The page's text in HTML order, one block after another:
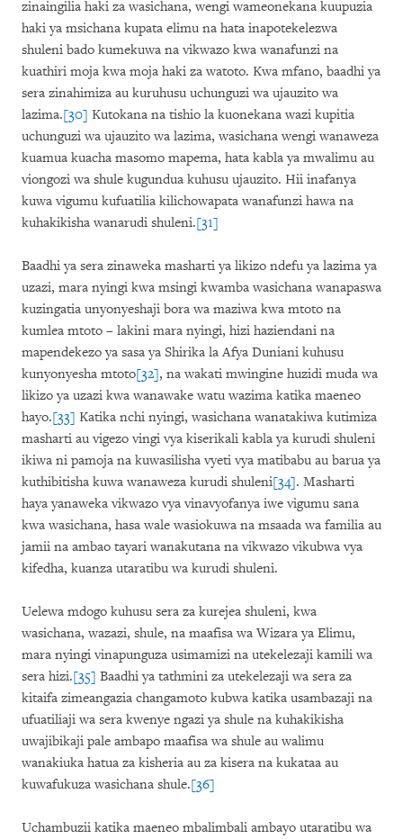
zinaingilia haki za wasichana, wengi wameonekana kuupuzia
haki ya msichana kupata elimu na hata inapotekelezwa
shuleni bado kumekuwa na vikwazo kwa wanafunzi na
kuathiri moja kwa moja haki za watoto. Kwa mfano, baadhi ya
sera zinahimiza au kuruhusu uchunguzi wa ujauzito wa
lazima.[30] Kutokana na tishio la kuonekana wazi kupitia
uchunguzi wa ujauzito wa lazima, wasichana wengi wanaweza
kuamua kuacha masomo mapema, hata kabla ya mwalimu au
viongozi wa shule kugundua kuhusu ujauzito. Hii inafanya
kuwa vigumu kufuatilia kilichowapata wanafunzi hawa na
kuhakikisha wanarudi shuleni.[31]
Baadhi ya sera zinaweka masharti ya likizo ndefu ya lazima ya
uzazi, mara nyingi kwa msingi kwamba wasichana wanapaswa
kuzingatia unyonyeshaji bora wa maziwa kwa mtoto na
kumlea mtoto – lakini mara nyingi, hizi haziendani na
mapendekezo ya sasa ya Shirika la Afya Duniani kuhusu
kunyonyesha mtoto[32], na wakati mwingine huzidi muda wa
likizo ya uzazi kwa wanawake watu wazima katika maeneo
hayo.[33] Katika nchi nyingi, wasichana wanatakiwa kutimiza
masharti au vigezo vingi vya kiserikali kabla ya kurudi shuleni
ikiwa ni pamoja na kuwasilisha vyeti vya matibabu au barua ya
kuthibitisha kuwa wanaweza kurudi shuleni[34]. Masharti
haya yanaweka vikwazo vya vinavyofanya iwe vigumu sana
kwa wasichana, hasa wale wasiokuwa na msaada wa familia au
jamii na ambao tayari wanakutana na vikwazo vikubwa vya
kifedha, kuanza utaratibu wa kurudi shuleni.
Uelewa mdogo kuhusu sera za kurejea shuleni, kwa
wasichana, wazazi, shule, na maafisa wa Wizara ya Elimu,
mara nyingi vinapunguza usimamizi na utekelezaji kamili wa
sera hizi.[35] Baadhi ya tathmini za utekelezaji wa sera za
kitaifa zimeangazia changamoto kubwa katika usambazaji na
ufuatiliaji wa sera kwenye ngazi ya shule na kuhakikisha
uwajibikaji pale ambapo maafisa wa shule au walimu
wanakiuka hatua za kisheria au za kisera na kukataa au
kuwafukuza wasichana shule.[36]
Uchambuzii katika maeneo mbalimbali ambayo utaratibu wa